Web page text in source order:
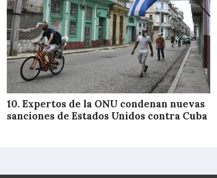
Expertos de la ONU condenan nuevas
sanciones de Estados Unidos contra Cuba